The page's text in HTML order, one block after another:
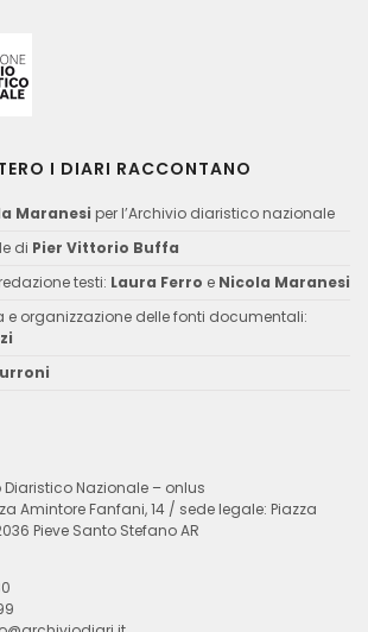
I DIARI RACCONTANO
Maranesi per l’Archivio diaristico nazionale
di Pier Vittorio Buffa
testi: Laura Ferro e Nicola Maranesi
organizzazione delle fonti documentali:
Nazionale – onlus
Amintore Fanfani, 14 / sede legale: Piazza
Pieve Santo Stefano AR